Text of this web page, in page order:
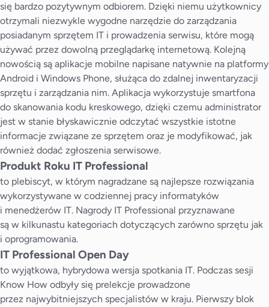
się bardzo pozytywnym odbiorem. Dzięki niemu użytkownicy
otrzymali niezwykle wygodne narzędzie do zarządzania
posiadanym sprzętem IT i prowadzenia serwisu, które mogą
używać przez dowolną przeglądarkę internetową. Kolejną
nowością są aplikacje mobilne napisane natywnie na platformy
Android i Windows Phone, służąca do zdalnej inwentaryzacji
sprzętu i zarządzania nim. Aplikacja wykorzystuje smartfona
do skanowania kodu kreskowego, dzięki czemu administrator
jest w stanie błyskawicznie odczytać wszystkie istotne
informacje związane ze sprzętem oraz je modyfikować, jak
również dodać zgłoszenia serwisowe.
Produkt Roku IT Professional
to plebiscyt, w którym nagradzane są najlepsze rozwiązania
wykorzystywane w codziennej pracy informatyków
i menedżerów IT. Nagrody IT Professional przyznawane
są w kilkunastu kategoriach dotyczących zarówno sprzętu jak
i oprogramowania.
IT Professional Open Day
to wyjątkowa, hybrydowa wersja spotkania IT. Podczas sesji
Know How odbyły się prelekcje prowadzone
przez najwybitniejszych specjalistów w kraju. Pierwszy blok